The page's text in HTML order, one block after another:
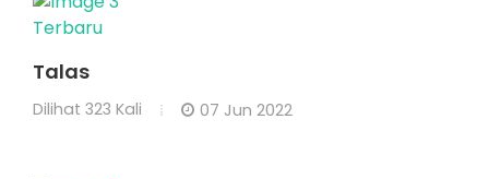
Terbaru
Talas
Dilihat 323 Kali 07 Jun 2022